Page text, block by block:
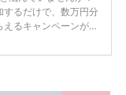
するだけで、数万円分
るキャンペーンがあ
てしまうことも……。